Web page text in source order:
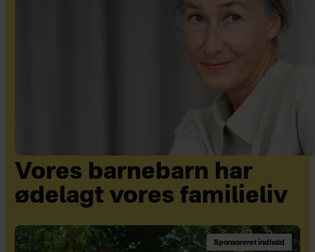
Vores barnebarn har
ødelagt vores familieliv
Sponsoreret indhold